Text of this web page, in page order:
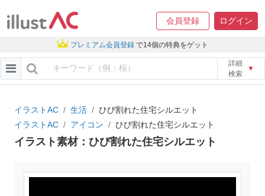
会員登録 ログイン
プレミアム会員登録 で14個の特典をゲット
詳細
検索
▼
イラストAC 生活
ひび割れた住宅シルエット
イラストAC
アイコン ひび割れた住宅シルエット
イラスト素材：ひび割れた住宅シルエット